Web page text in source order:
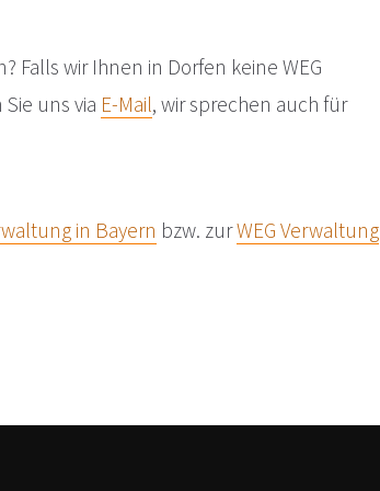
Falls wir Ihnen in Dorfen keine WEG
uns via E-Mail, wir sprechen auch für
in Bayern bzw. zurWEG Verwaltung